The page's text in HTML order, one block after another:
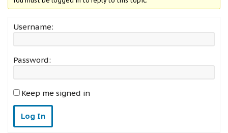
Username:
Password:
Keep me signed in
Log In